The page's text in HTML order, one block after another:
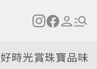
好時光賞珠寶品味